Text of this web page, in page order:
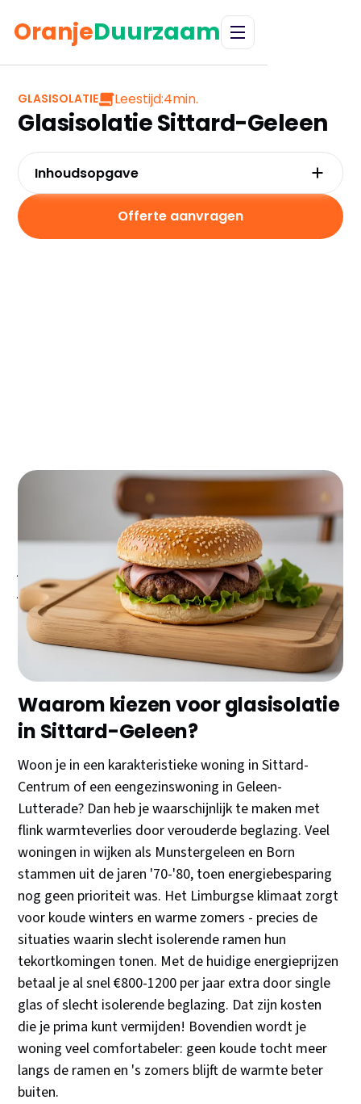
OranjeDuurzaam
GLASISOLATIE Leestijd:4min.
Glasisolatie Sittard-Geleen
Woon je in Sittard-Geleen en wil je flink besparen
op je energierekening? Glasisolatie is dé manier om
je woning comfortabeler te maken en tot €400 per
jaar te besparen. Met de ISDE subsidie pak je
bovendien €500-700 korting en verdien je je
investering binnen 6-8 jaar volledig terug!
Waarom kiezen voor glasisolatie
in Sittard-Geleen?
Woon je in een karakteristieke woning in Sittard-
Centrum of een eengezinswoning in Geleen-
Lutterade? Dan heb je waarschijnlijk te maken met
flink warmteverlies door verouderde beglazing. Veel
woningen in wijken als Munstergeleen en Born
stammen uit de jaren '70-'80, toen energiebesparing
nog geen prioriteit was. Het Limburgse klimaat zorgt
voor koude winters en warme zomers - precies de
situaties waarin slecht isolerende ramen hun
tekortkomingen tonen. Met de huidige energieprijzen
betaal je al snel €800-1200 per jaar extra door single
glas of slecht isolerende beglazing. Dat zijn kosten
die je prima kunt vermijden! Bovendien wordt je
woning veel comfortabeler: geen koude tocht meer
langs de ramen en 's zomers blijft de warmte beter
buiten.
Inhoudsopgave
Geleen?
Kosten en besparingen van glasisolatie
Offerte aanvragen